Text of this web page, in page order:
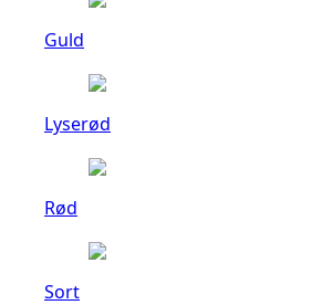
Guld
Lyserød
Rød
Sort